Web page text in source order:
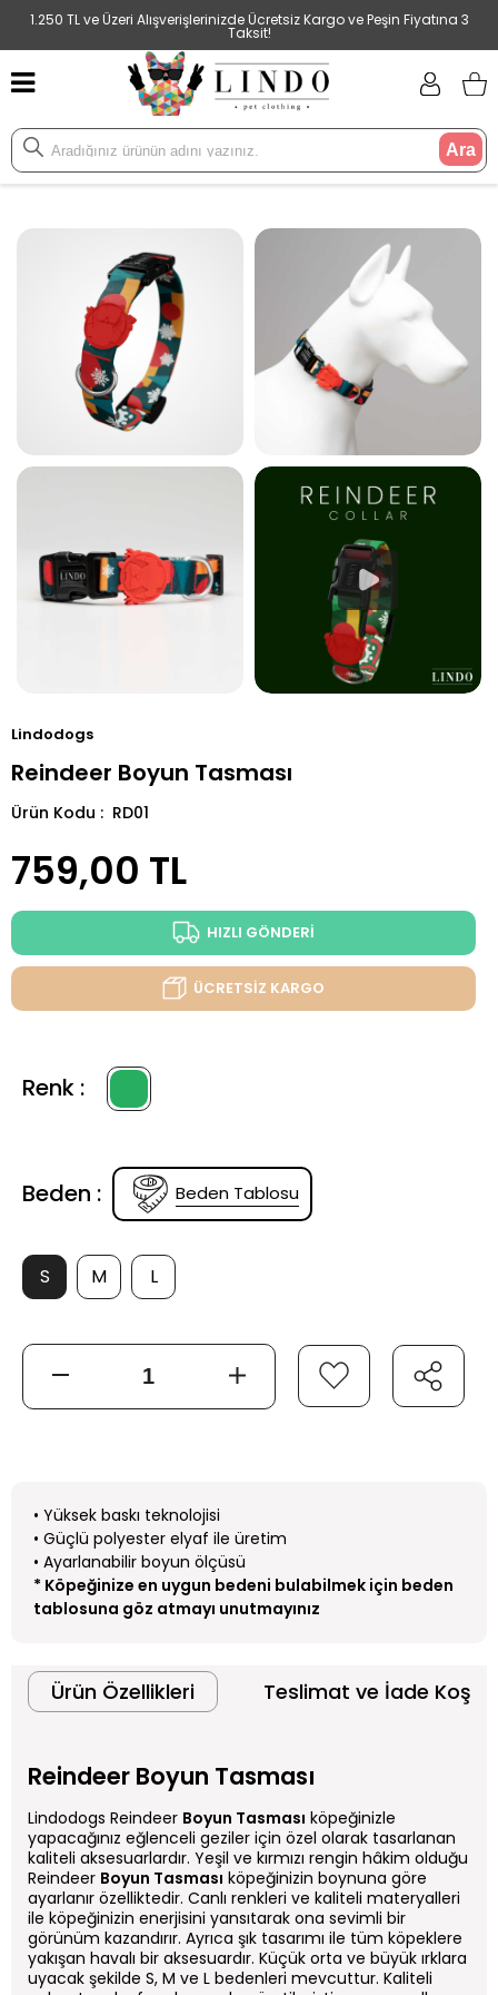
1.250 TL ve Üzeri Alışverişlerinizde Ücretsiz Kargo ve Peşin Fiyatına 3
Taksit!
Ara
Lindodogs
Reindeer Boyun Tasması
Ürün Kodu : RD01
759,00 TL
HIZLI GÖNDERİ
ÜCRETSİZ KARGO
Renk :
Beden : Beden Tablosu
S M L
• Yüksek baskı teknolojisi
• Güçlü polyester elyaf ile üretim
• Ayarlanabilir boyun ölçüsü
* Köpeğinize en uygun bedeni bulabilmek için beden
tablosuna göz atmayı unutmayınız
Ürün Özellikleri Teslimat ve İade
Reindeer Boyun Tasması
Lindodogs Reindeer Boyun Tasması köpeğinizle
yapacağınız eğlenceli geziler için özel olarak tasarlanan
kaliteli aksesuarlardır. Yeşil ve kırmızı rengin hâkim olduğu
Reindeer Boyun Tasması köpeğinizin boynuna göre
ayarlanır özelliktedir. Canlı renkleri ve kaliteli materyalleri
ile köpeğinizin enerjisini yansıtarak ona sevimli bir
görünüm kazandırır. Ayrıca şık tasarımı ile tüm köpeklere
yakışan havalı bir aksesuardır. Küçük orta ve büyük ırklara
uyacak şekilde S, M ve L bedenleri mevcuttur. Kaliteli